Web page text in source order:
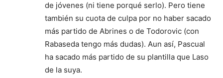
de jóvenes (ni tiene porqué serlo). Pero tiene
también su cuota de culpa por no haber sacado
más partido de Abrines o de Todorovic (con
Rabaseda tengo más dudas). Aun así, Pascual
ha sacado más partido de su plantilla que Laso
de la suya.